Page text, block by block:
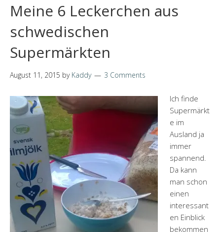
Meine 6 Leckerchen aus
schwedischen
Supermärkten
August 11, 2015 by Kaddy 3 Comments
Ich finde
Supermärkt
e im
Ausland ja
immer
spannend.
Da kann
man schon
einen
interessant
en Einblick
bekommen